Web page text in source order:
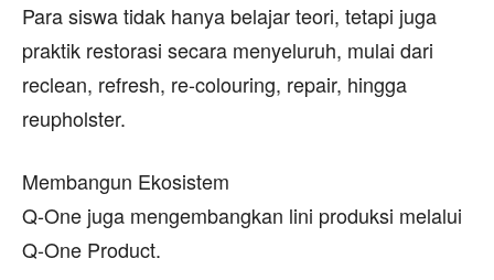
Para siswa tidak hanya belajar teori, tetapi juga
praktik restorasi secara menyeluruh, mulai dari
reclean, refresh, re-colouring, repair, hingga
reupholster.
Membangun Ekosistem
Q-One juga mengembangkan lini produksi melalui
Q-One Product.